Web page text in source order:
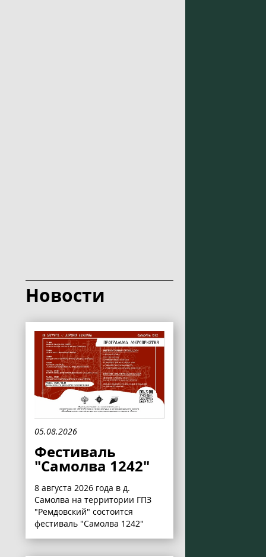
Новости
05.08.2026
Фестиваль
"Самолва 1242"
8 августа 2026 года в д.
Самолва на территории ГПЗ
"Ремдовский" состоится
фестиваль "Самолва 1242"